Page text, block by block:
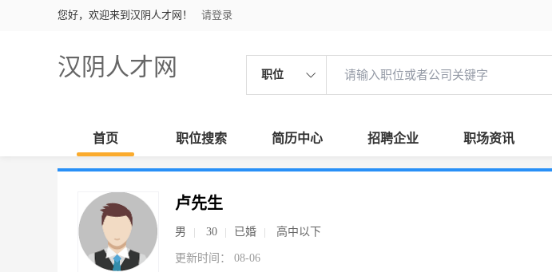
您好，欢迎来到汉阴人才网！ 请登录
汉阴人才网 职位
首页 职位搜索 简历中心 招聘企业 职场资讯
卢先生
男 30 已婚 高中以下
更新时间： 08-06